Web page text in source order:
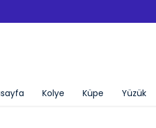
Kolye Küpe Yüzük